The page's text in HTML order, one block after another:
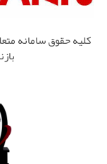
کلیه حقوق سامانه